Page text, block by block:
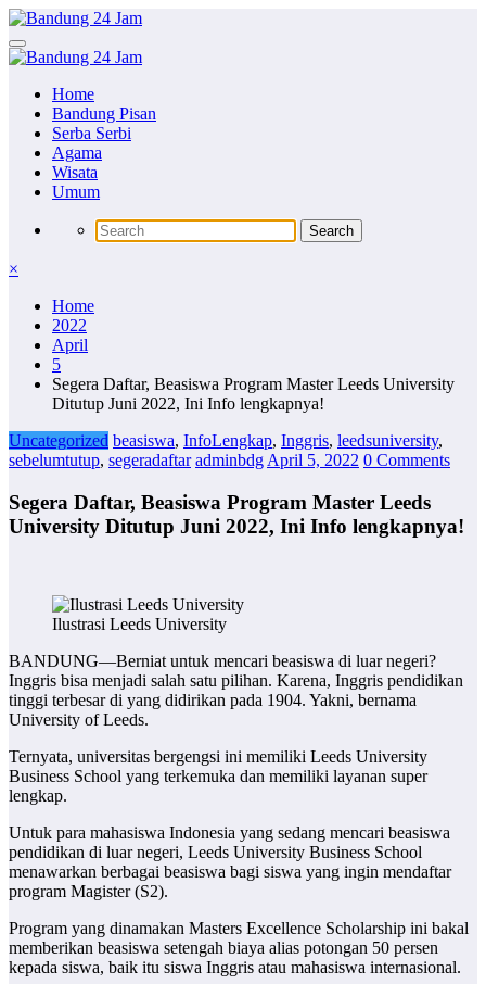
Skip
to
content
Home
Bandung Pisan
Serba Serbi
Agama
Wisata
Umum
×
Home
2022
April
5
Segera Daftar, Beasiswa Program Master Leeds University
Ditutup Juni 2022, Ini Info lengkapnya!
Uncategorized beasiswa, InfoLengkap, Inggris, leedsuniversity,
sebelumtutup, segeradaftar adminbdg April 5, 2022 0 Comments
Segera Daftar, Beasiswa Program Master Leeds
University Ditutup Juni 2022, Ini Info lengkapnya!
Ilustrasi Leeds University
BANDUNG—Berniat untuk mencari beasiswa di luar negeri?
Inggris bisa menjadi salah satu pilihan. Karena, Inggris pendidikan
tinggi terbesar di yang didirikan pada 1904. Yakni, bernama
University of Leeds.
Ternyata, universitas bergengsi ini memiliki Leeds University
Business School yang terkemuka dan memiliki layanan super
lengkap.
Untuk para mahasiswa Indonesia yang sedang mencari beasiswa
pendidikan di luar negeri, Leeds University Business School
menawarkan berbagai beasiswa bagi siswa yang ingin mendaftar
program Magister (S2).
Program yang dinamakan Masters Excellence Scholarship ini bakal
memberikan beasiswa setengah biaya alias potongan 50 persen
kepada siswa, baik itu siswa Inggris atau mahasiswa internasional.